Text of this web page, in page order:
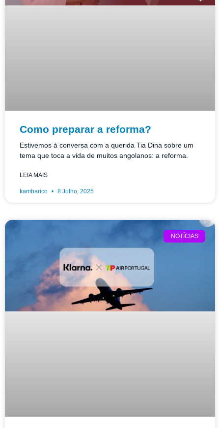
Como preparar a reforma?
Estivemos à conversa com a querida Tia Dina sobre um
tema que toca a vida de muitos angolanos: a reforma.
LEIA MAIS
kambarico 8 Julho, 2025
NOTÍCIAS